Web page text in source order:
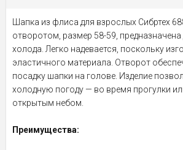
Шапка из флиса для взрослых Сибртех
отворотом, размер 58-59,
холода. Легко надевается, поскольку
эластичного материала. Отворот
посадку шапки на голове. Изделие
холодную погоду — во время прогулки
открытым небом.
Преимущества: